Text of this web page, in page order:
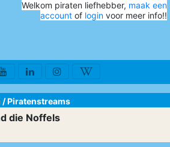
Welkom piraten liefhebber, maak een
account of login voor meer info!!
/Piratenstreams
die Noffels